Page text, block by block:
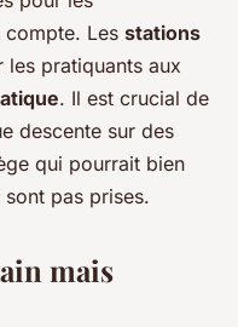
Les stations
les pratiquants aux
. Il est crucial de
descente sur des
qui pourrait bien
pas prises.
mais